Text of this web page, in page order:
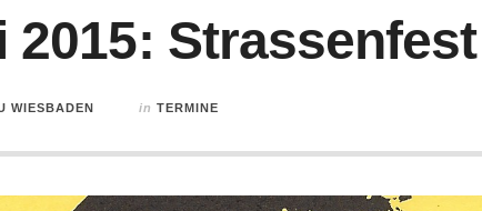
2015: Strassenfest
WIESBADEN in TERMINE